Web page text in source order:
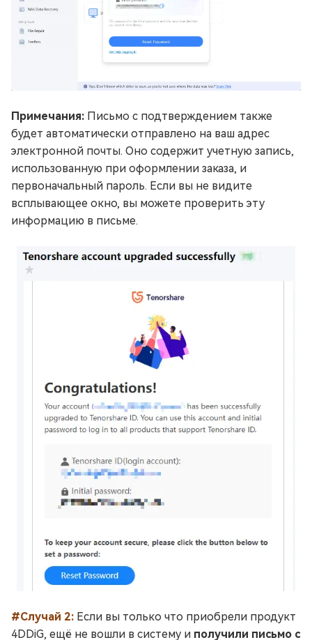
Примечания: Письмо с подтверждением также
будет автоматически отправлено на ваш адрес
электронной почты. Оно содержит учетную запись,
использованную при оформлении заказа, и
первоначальный пароль. Если вы не видите
всплывающее окно, вы можете проверить эту
информацию в письме.
#Случай 2: Если вы только что приобрели продукт
4DDiG, ещё не вошли в систему и получили письмо с